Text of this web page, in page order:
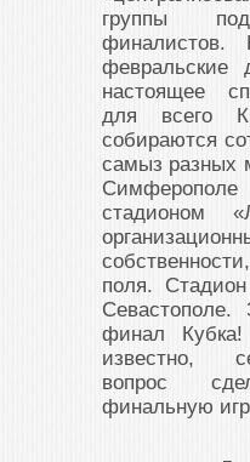
группы
февральские
настоящее
для всего
собираются
самыз разных
стадионом
поля.
Севастополе.
финал
известно,
вопрос
финальную